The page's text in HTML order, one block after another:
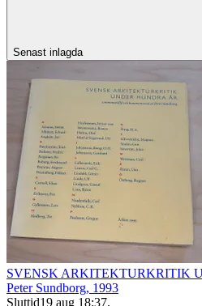
Senast inlagda
SVENSK ARKITEKTURKRITIK
Peter Sundborg, 1993
Sluttid19 aug 18:37.